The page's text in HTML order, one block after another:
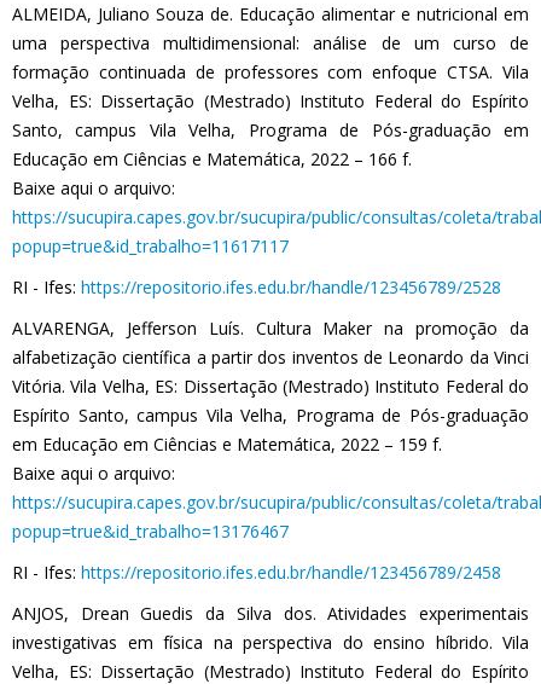
ALMEIDA, Juliano Souza de. Educação alimentar e nutricional em
uma perspectiva multidimensional: análise de um curso de
formação continuada de professores com enfoque CTSA. Vila
Velha, ES: Dissertação (Mestrado) Instituto Federal do Espírito
Santo, campus Vila Velha, Programa de Pós-graduação em
Educação em Ciências e Matemática, 2022 – 166 f.
Baixe aqui o arquivo:
https://sucupira.capes.gov.br/sucupira/public/consultas/coleta/
popup=true&id_trabalho=11617117
RI - Ifes: https://repositorio.ifes.edu.br/handle/123456789/2528
ALVARENGA, Jefferson Luís. Cultura Maker na promoção da
alfabetização científica a partir dos inventos de Leonardo da Vinci
Vitória. Vila Velha, ES: Dissertação (Mestrado) Instituto Federal do
Espírito Santo, campus Vila Velha, Programa de Pós-graduação
em Educação em Ciências e Matemática, 2022 – 159 f.
Baixe aqui o arquivo:
https://sucupira.capes.gov.br/sucupira/public/consultas/coleta/
popup=true&id_trabalho=13176467
RI - Ifes: https://repositorio.ifes.edu.br/handle/123456789/2458
ANJOS, Drean Guedis da Silva dos. Atividades experimentais
investigativas em física na perspectiva do ensino híbrido. Vila
Velha, ES: Dissertação (Mestrado) Instituto Federal do Espírito